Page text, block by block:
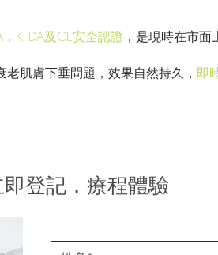
，KFDA及CE安全認證 ，是現時在市
肌膚下垂問題，效果自然持久， 即
登記．療程體驗